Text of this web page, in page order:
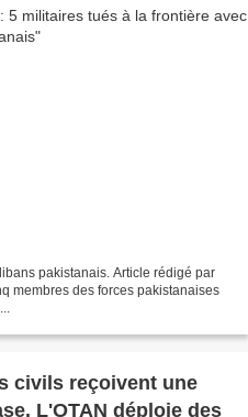
pakistanais. Article rédigé par
membres des forces pakistanaises
civils reçoivent une
L'OTAN déploie des